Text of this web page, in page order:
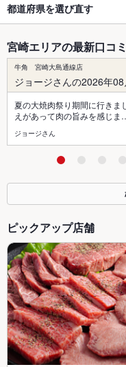
都道府県を選び直す
宮崎エリアの最新口コミ
牛角 宮崎大島通線店
ジョージさんの2026年
夏の大焼肉祭り期間に行きま
えがあって肉の旨みを感じま
ジョージさん
ピックアップ店舗